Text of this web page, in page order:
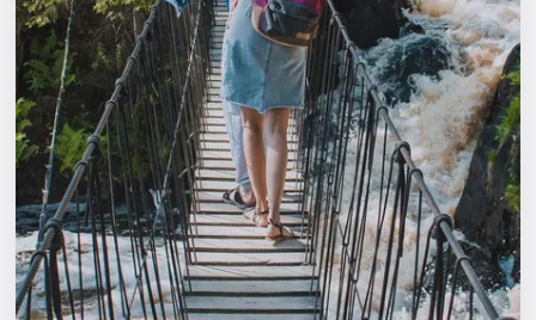
Города
Площадки
Артисты
Рейтинги